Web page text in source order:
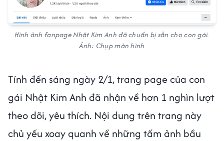
Hình ảnh fanpage Nhật Kim Anh đã chuẩn bị sẵn cho con gái.
Ảnh: Chụp màn hình
Tính đến sáng ngày 2/1, trang page của con
gái Nhật Kim Anh đã nhận về hơn 1 nghìn lượt
theo dõi, yêu thích. Nội dung trên trang này
chủ yếu xoay quanh về những tấm ảnh bầu